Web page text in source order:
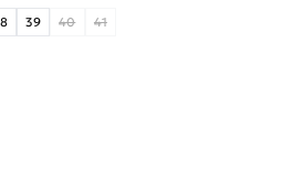
39 40 41